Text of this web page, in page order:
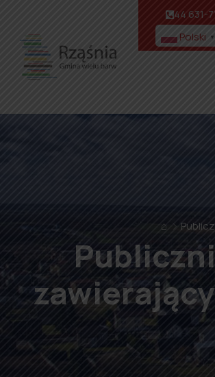
44 631-
Polski ▼
⌂